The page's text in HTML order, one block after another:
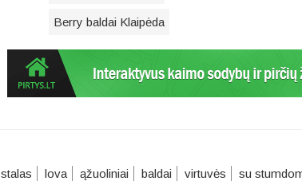
Berry baldai Klaipėda
stalas lova ąžuoliniai baldai virtuvės su